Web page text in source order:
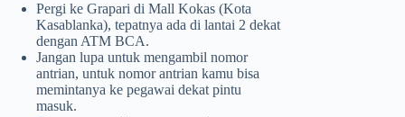
Pergi ke Grapari di Mall Kokas (Kota
Kasablanka), tepatnya ada di lantai 2 dekat
dengan ATM BCA.
Jangan lupa untuk mengambil nomor
antrian, untuk nomor antrian kamu bisa
memintanya ke pegawai dekat pintu
masuk.